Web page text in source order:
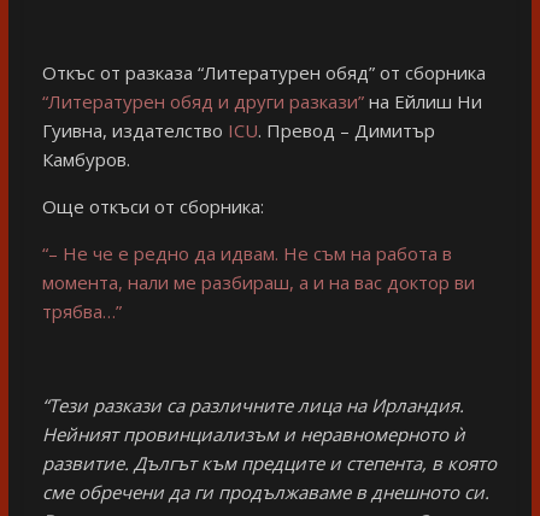
Откъс от разказа “Литературен обяд” от сборника
“Литературен обяд и други разкази”на Ейлиш Ни
Гуивна, издателство ICU. Превод – Димитър
Камбуров.
Още откъси от сборника:
“– Не че е редно да идвам. Не съм на работа в
момента, нали ме разбираш, а и на вас доктор ви
трябва…”
“Тези разкази са различните лица на Ирландия.
Нейният провинциализъм и неравномерното ѝ
развитие. Дългът към предците и степента, в която
сме обречени да ги продължаваме в днешното си.